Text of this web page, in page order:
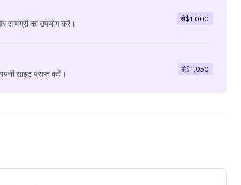
सामग्री का उपयोग करें।
से$1,000
साइट प्राप्त करें।
से$1,050